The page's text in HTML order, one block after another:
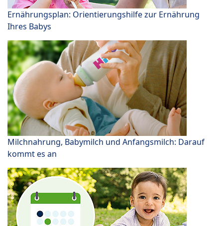
Ernährungsplan: Orientierungshilfe zur Ernährung
Ihres Babys
Milchnahrung, Babymilch und Anfangsmilch: Darauf
kommt es an